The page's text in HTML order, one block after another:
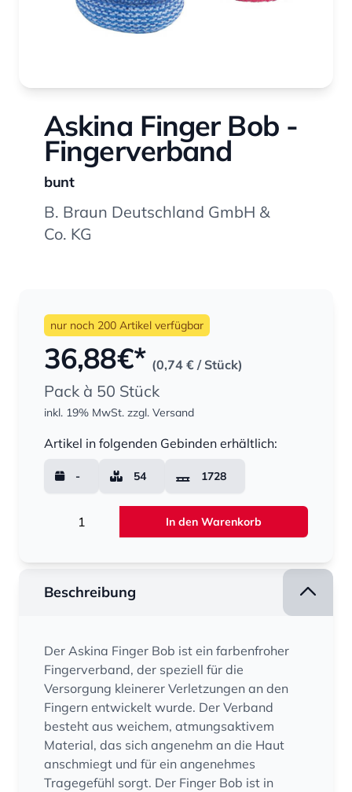
Askina Finger Bob -
Fingerverband
bunt
B. Braun Deutschland GmbH &
Co. KG
nur noch 200 Artikel verfügbar
36,88€* (0,74 € / Stück)
Pack à 50 Stück
inkl. 19% MwSt. zzgl. Versand
Artikel in folgenden Gebinden erhältlich:
- 54 1728
In den Warenkorb
Beschreibung
Der Askina Finger Bob ist ein farbenfroher
Fingerverband, der speziell für die
Versorgung kleinerer Verletzungen an den
Fingern entwickelt wurde. Der Verband
besteht aus weichem, atmungsaktivem
Material, das sich angenehm an die Haut
anschmiegt und für ein angenehmes
Tragegefühl sorgt. Der Finger Bob ist in